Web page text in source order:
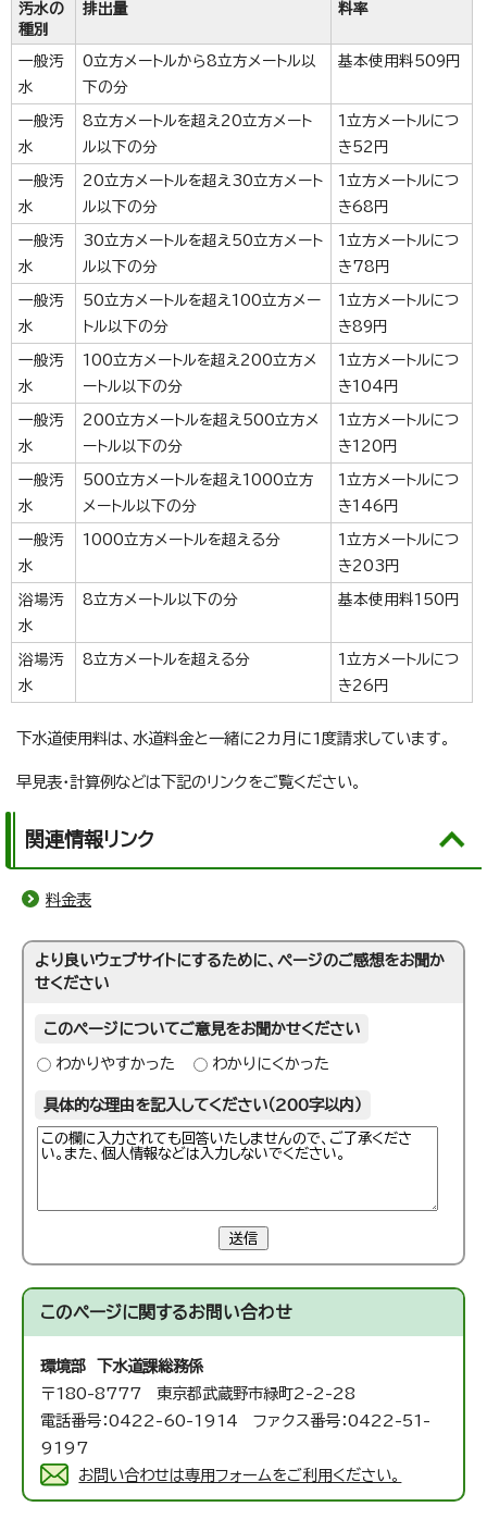
汚水の
種別
排出量 料率
一般汚
水
0立方メートルから8立方メートル以
下の分
基本使用料509円
一般汚
水
8立方メートルを超え20立方メート
ル以下の分
1立方メートルにつ
き52円
一般汚
水
20立方メートルを超え30立方メート
ル以下の分
1立方メートルにつ
き68円
一般汚
水
30立方メートルを超え50立方メート
ル以下の分
1立方メートルにつ
き78円
一般汚
水
50立方メートルを超え100立方メー
トル以下の分
1立方メートルにつ
き89円
一般汚
水
100立方メートルを超え200立方メ
ートル以下の分
1立方メートルにつ
き104円
一般汚
水
200立方メートルを超え500立方メ
ートル以下の分
1立方メートルにつ
き120円
一般汚
水
500立方メートルを超え1000立方
メートル以下の分
1立方メートルにつ
き146円
一般汚
水
1000立方メートルを超える分
1立方メートルにつ
き203円
浴場汚
水
8立方メートル以下の分 基本使用料150円
浴場汚
水
8立方メートルを超える分
1立方メートルにつ
き26円
下水道使用料は、水道料金と一緒に2カ月に1度請求しています。
早見表・計算例などは下記のリンクをご覧ください。
関連情報リンク
料金表
より良いウェブサイトにするために、ページのご感想をお聞か
せください
このページについてご意見をお聞かせください
わかりやすかった わかりにくかった
具体的な理由を記入してください（200字以内）
送信
このページに関するお問い合わせ
環境部 下水道課総務係
〒180-8777 東京都武蔵野市緑町2-2-28
電話番号：0422-60-1914 ファクス番号：0422-51-
9197
お問い合わせは専用フォームをご利用ください。